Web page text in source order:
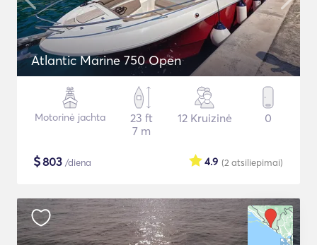
Atlantic Marine 750 Open
Motorinė jachta
23 ft
7 m
12 Kruizinė 0
$803 /diena (2 atsiliepimai)
4.9